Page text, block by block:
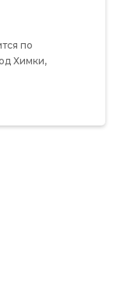
по
Химки,